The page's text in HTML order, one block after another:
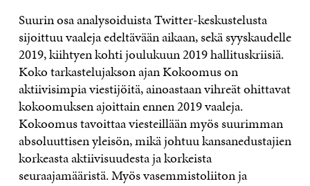
Suurin osa analysoiduista Twitter-keskustelusta
sijoittuu vaaleja edeltävään aikaan, sekä syyskaudelle
2019, kiihtyen kohti joulukuun 2019 hallituskriisiä.
Koko tarkastelujakson ajan Kokoomus on
aktiivisimpia viestijöitä, ainoastaan vihreät ohittavat
kokoomuksen ajoittain ennen 2019 vaaleja.
Kokoomus tavoittaa viesteillään myös suurimman
absoluuttisen yleisön, mikä johtuu kansanedustajien
korkeasta aktiivisuudesta ja korkeista
seuraajamääristä. Myös vasemmistoliiton ja